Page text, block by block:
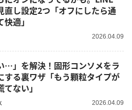
直し設定2つ「オフにしたら通
適」
2026.04.09
…」を解決！固形コンソメをラ
する裏ワザ「もう顆粒タイプが
ない」
2026.04.09